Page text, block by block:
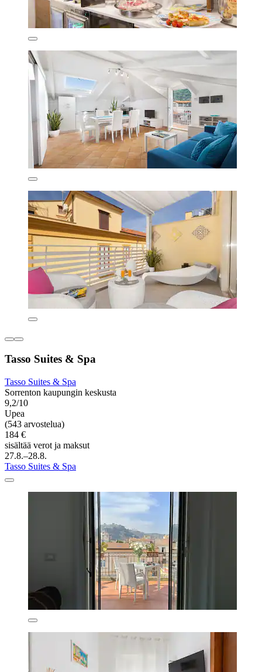
Tasso Suites & Spa
Tasso Suites & Spa
Sorrenton kaupungin keskusta
9,2/10
Upea
(543 arvostelua)
184 €
sisältää verot ja maksut
27.8.–28.8.
Tasso Suites & Spa